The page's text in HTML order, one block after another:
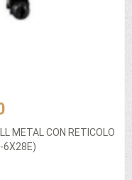
METAL CON RETICOLO
6X28E)